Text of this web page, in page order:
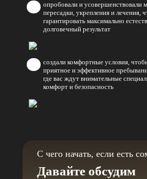
опробовали и усовершенствовали
пересадки, укрепления и лечения,
гарантировать максимально
долговечный результат
создали комфортные условия,
приятное и эффективное
где вас ждут внимательные
комфорт и безопасность
С чего начать, если есть
Давайте обсудим